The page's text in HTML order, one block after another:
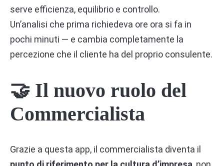
serve efficienza, equilibrio e controllo.
Un’analisi che prima richiedeva ore ora si fa in
pochi minuti — e cambia completamente la
percezione che il cliente ha del proprio consulente.
🤝 Il nuovo ruolo del
Commercialista
Grazie a questa app, il commercialista diventa il